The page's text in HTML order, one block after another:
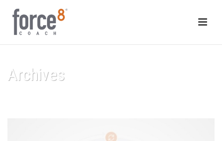
Archives